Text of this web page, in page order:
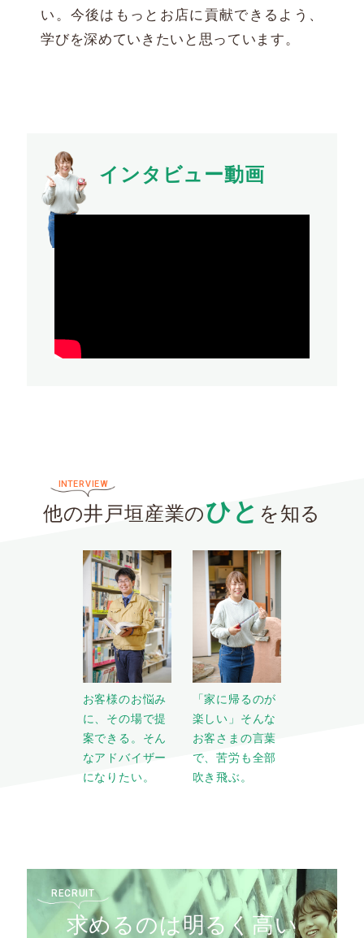
い。今後はもっとお店に貢献できるよう、
学びを深めていきたいと思っています。
インタビュー動画
INTERVIEW
他の井戸垣産業のひと を知る
お客様のお悩み
に、その場で提
案できる。そん
なアドバイザー
になりたい。
「家に帰るのが
楽しい」そんな
お客さまの言葉
で、苦労も全部
吹き飛ぶ。
RECRUIT
求めるのは明るく高い